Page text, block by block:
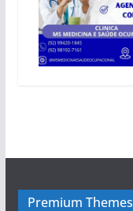
Premium Themes